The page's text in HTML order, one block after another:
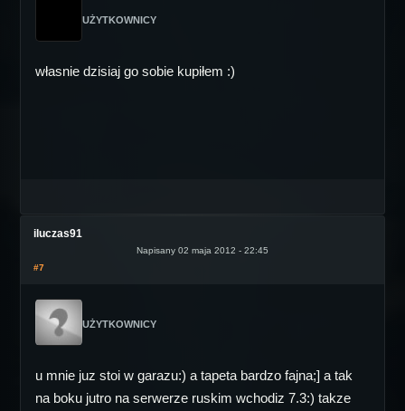
UŻYTKOWNICY
własnie dzisiaj go sobie kupiłem :)
iluczas91
Napisany 02 maja 2012 - 22:45
#7
UŻYTKOWNICY
u mnie juz stoi w garazu:) a tapeta bardzo fajna;] a tak
na boku jutro na serwerze ruskim wchodiz 7.3:) takze